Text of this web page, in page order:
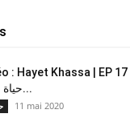
: Hayet Khassa | EP 17
– حياة خاصة...
11 mai 2020